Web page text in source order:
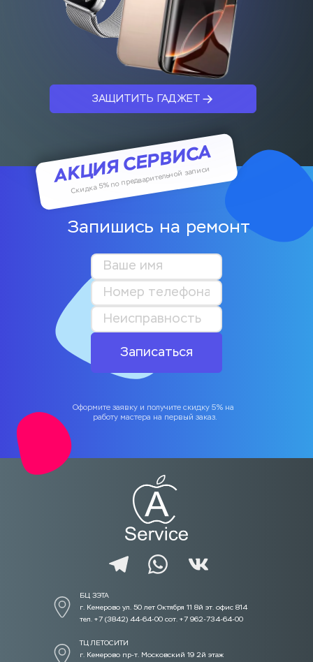
ЗАЩИТИТЬ ГАДЖЕТ
Оформите заявку и получите скидку 5% на
работу мастера на первый заказ.
Запишись на ремонт
АКЦИЯ СЕРВИСА
Скидка 5% по предварительной записи
Записаться
БЦ ЗЭТА
г. Кемерово ул. 50 лет Октября 11 8й эт. офис 814
тел. +7 (3842) 44-64-00 сот. +7 962-734-64-00
ТЦ ЛЕТОСИТИ
г. Кемерово пр-т. Московский 19 2й этаж